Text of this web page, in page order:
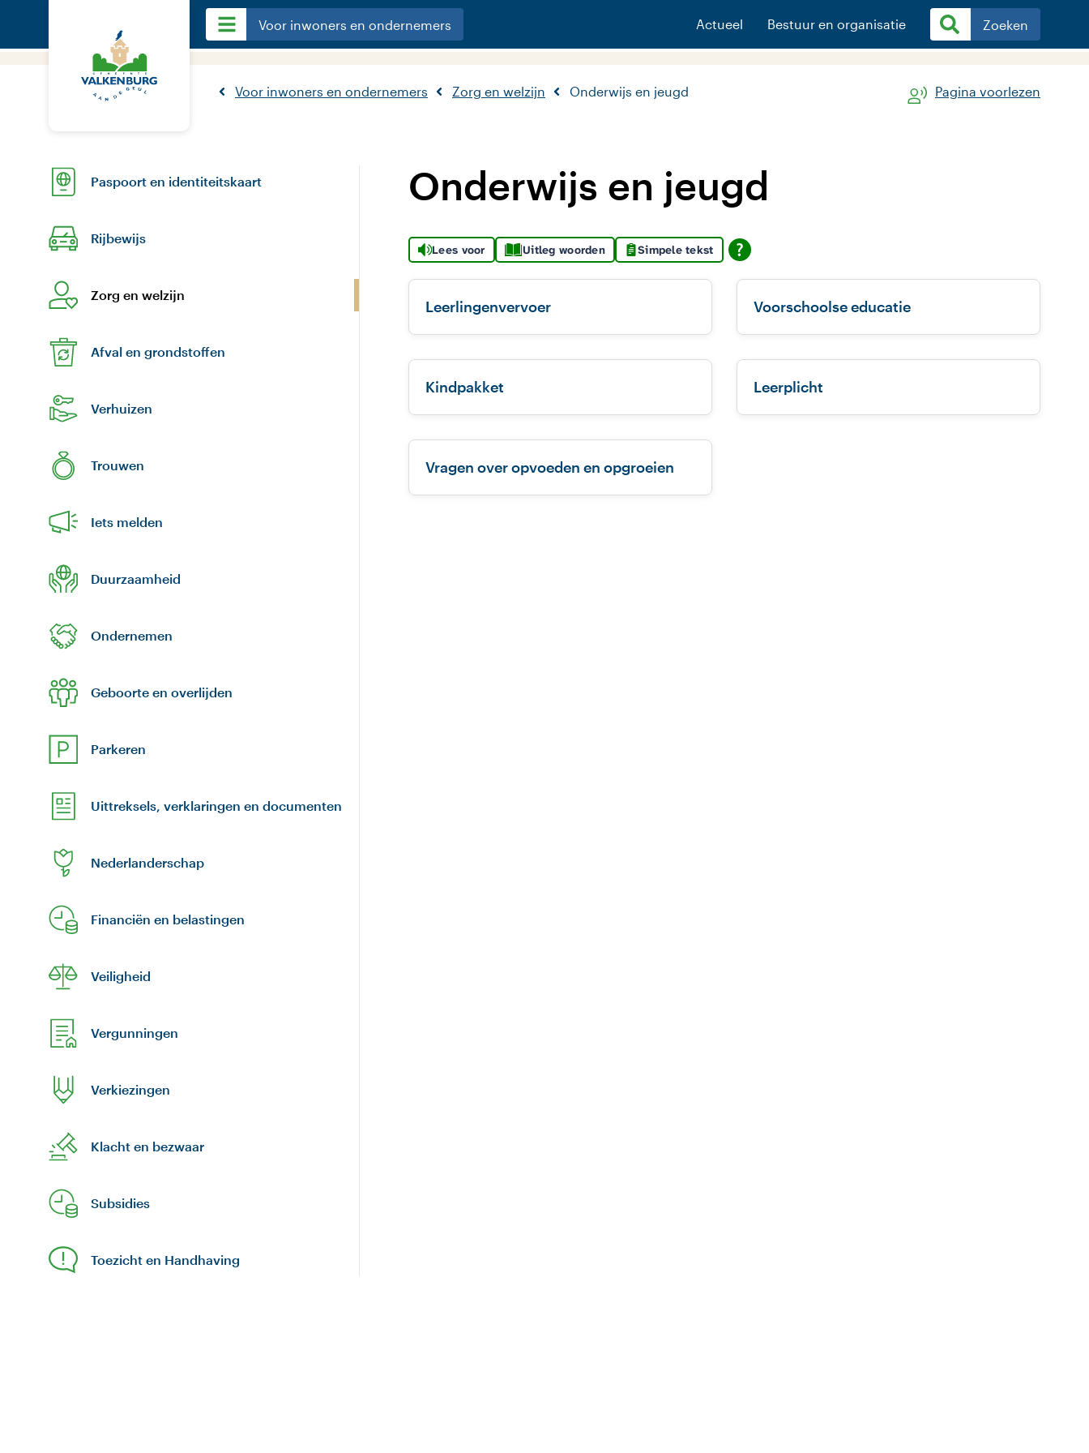
Voor inwoners en ondernemers Actueel Bestuur en organisatie Zoeken
Voor inwoners en ondernemers Zorg en welzijn Onderwijs en jeugd Pagina voorlezen
Paspoort en identiteitskaart
Rijbewijs
Zorg en welzijn
Afval en grondstoffen
Verhuizen
Trouwen
Iets melden
Duurzaamheid
Ondernemen
Geboorte en overlijden
Parkeren
Uittreksels, verklaringen en documenten
Nederlanderschap
Financiën en belastingen
Veiligheid
Vergunningen
Verkiezingen
Klacht en bezwaar
Subsidies
Toezicht en Handhaving
Onderwijs en jeugd
Lees voor Uitleg woorden Simpele tekst
Leerlingenvervoer Voorschoolse educatie
Kindpakket Leerplicht
Vragen over opvoeden en opgroeien